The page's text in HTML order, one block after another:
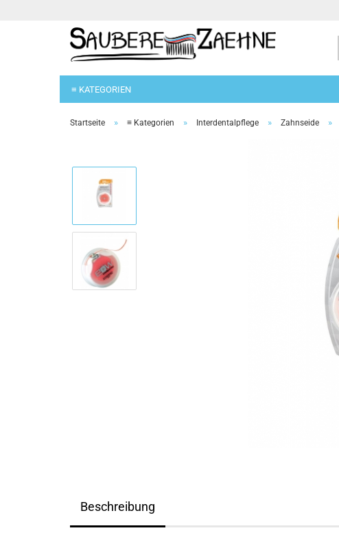
≡ KATEGORIEN
Startseite » ≡ Kategorien » Interdentalpflege » Zahnseide »
Beschreibung